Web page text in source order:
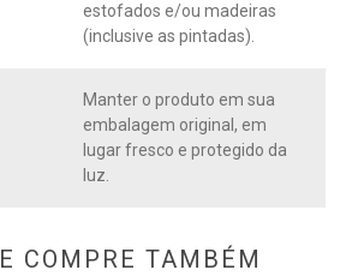
estofados e/ou madeiras
(inclusive as pintadas).
Manter o produto em sua
embalagem original, em
lugar fresco e protegido da
luz.
COMPRE TAMBÉM